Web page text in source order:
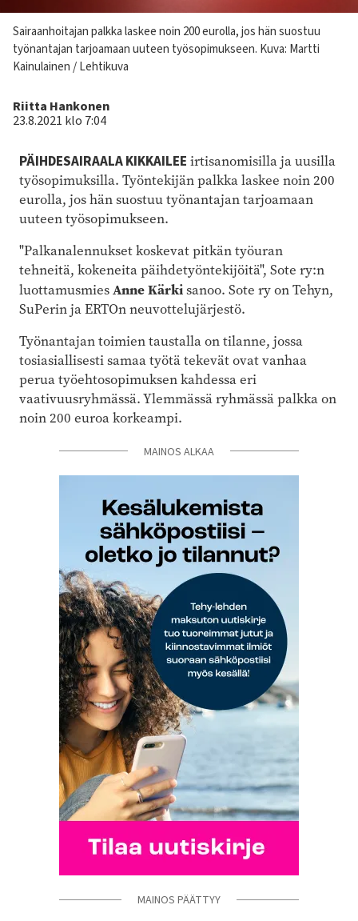
Kuvateksti
Sairaanhoitajan palkka laskee noin 200 eurolla, jos hän suostuu
työnantajan tarjoamaan uuteen työsopimukseen. Kuva: Martti
Kainulainen / Lehtikuva
Kirjoittaja
Riitta Hankonen
23.8.2021 klo 7:04
PÄIHDESAIRAALA KIKKAILEE irtisanomisilla ja uusilla
työsopimuksilla. Työntekijän palkka laskee noin 200
eurolla, jos hän suostuu työnantajan tarjoamaan
uuteen työsopimukseen.
"Palkanalennukset koskevat pitkän työuran
tehneitä, kokeneita päihdetyöntekijöitä", Sote ry:n
luottamusmiesAnne Kärkisanoo. Sote ry on Tehyn,
SuPerin ja ERTOn neuvottelujärjestö.
Työnantajan toimien taustalla on tilanne, jossa
tosiasiallisesti samaa työtä tekevät ovat vanhaa
perua työehtosopimuksen kahdessa eri
vaativuusryhmässä. Ylemmässä ryhmässä palkka on
noin 200 euroa korkeampi.
MAINOS ALKAA
MAINOS PÄÄTTYY